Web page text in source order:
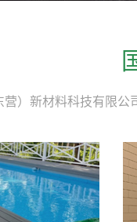
营）新材料科技有限公